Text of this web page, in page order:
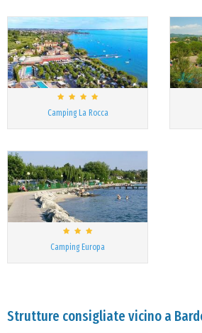
Camping La Rocca
Camping Europa
Strutture consigliate vicino a